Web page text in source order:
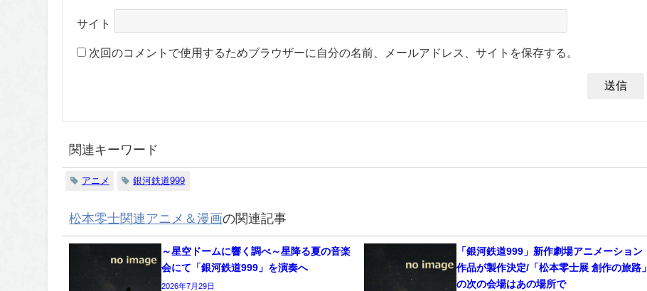
サイト
次回のコメントで使用するためブラウザーに自分の名前、メールアドレス、サイトを保存する。
関連キーワード
アニメ 銀河鉄道999
松本零士関連アニメ＆漫画の関連記事
～星空ドームに響く調べ～星降る夏の音楽
会にて「銀河鉄道999」を演奏へ
2026年7月29日
「銀河鉄道999」新作劇場アニメーション
作品が製作決定/「松本零士展 創作の旅路」
の次の会場はあの場所で